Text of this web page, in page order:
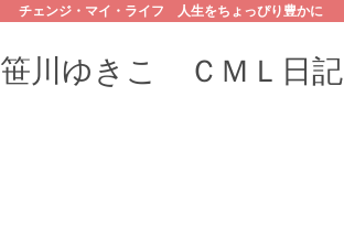
チェンジ・マイ・ライフ 人生をちょっぴり豊かに
笹川ゆきこ ＣＭＬ日記